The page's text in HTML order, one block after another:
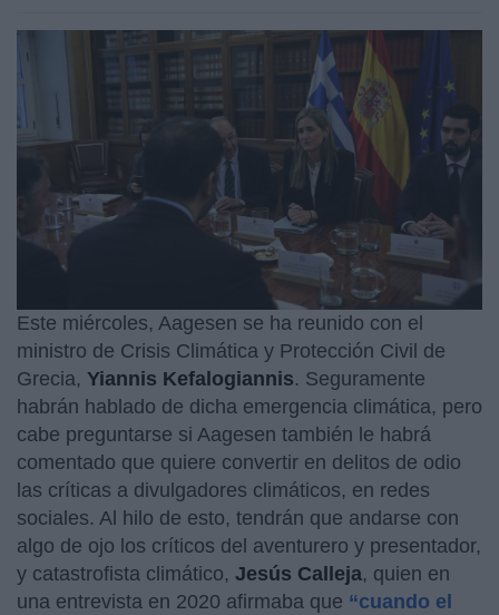
Este miércoles, Aagesen se ha reunido con el
ministro de Crisis Climática y Protección Civil de
Grecia, Yiannis Kefalogiannis. Seguramente
habrán hablado de dicha emergencia climática, pero
cabe preguntarse si Aagesen también le habrá
comentado que quiere convertir en delitos de odio
las críticas a divulgadores climáticos, en redes
sociales. Al hilo de esto, tendrán que andarse con
algo de ojo los críticos del aventurero y presentador,
y catastrofista climático, Jesús Calleja, quien en
una entrevista en 2020 afirmaba que “cuando el